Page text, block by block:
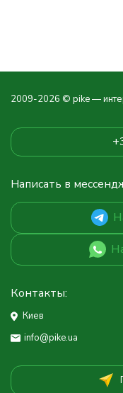
2009-2026 © pike —
Написать в
Контакты:
Киев
info@pike.ua